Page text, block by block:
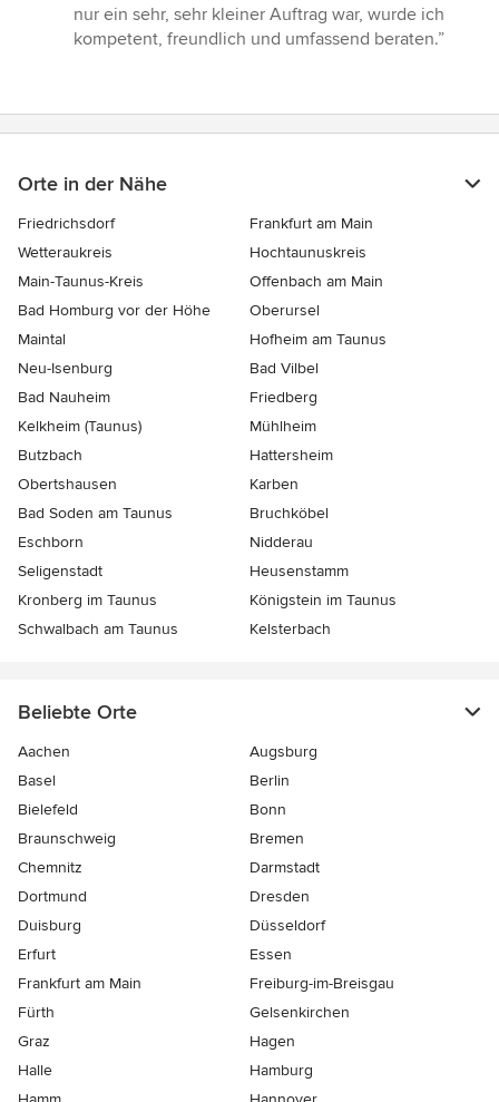
von
5
nur ein sehr, sehr kleiner Auftrag war, wurde ich
kompetent, freundlich und umfassend beraten.”
Orte in der Nähe
Friedrichsdorf
Frankfurt am Main
Wetteraukreis
Hochtaunuskreis
Main-Taunus-Kreis
Offenbach am Main
Bad Homburg vor der Höhe
Oberursel
Maintal
Hofheim am Taunus
Neu-Isenburg
Bad Vilbel
Bad Nauheim
Friedberg
Kelkheim (Taunus)
Mühlheim
Butzbach
Hattersheim
Obertshausen
Karben
Bad Soden am Taunus
Bruchköbel
Eschborn
Nidderau
Seligenstadt
Heusenstamm
Kronberg im Taunus
Königstein im Taunus
Schwalbach am Taunus
Kelsterbach
Beliebte Orte
Aachen
Augsburg
Basel
Berlin
Bielefeld
Bonn
Braunschweig
Bremen
Chemnitz
Darmstadt
Dortmund
Dresden
Duisburg
Düsseldorf
Erfurt
Essen
Frankfurt am Main
Freiburg-im-Breisgau
Fürth
Gelsenkirchen
Graz
Hagen
Halle
Hamburg